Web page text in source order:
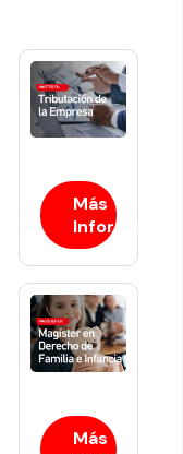
Más
Información
Más